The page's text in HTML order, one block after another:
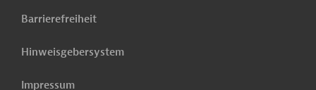
Barrierefreiheit
Hinweisgebersystem
Impressum